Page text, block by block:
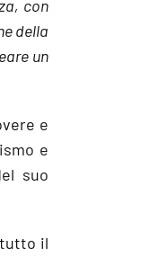
con
della
un
e
e
suo
il